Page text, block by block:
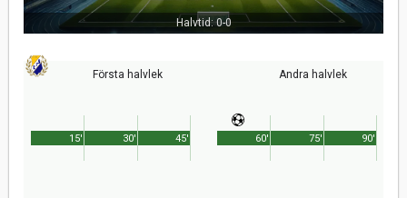
Halvtid: 0-0
Första halvlek
45'
15' 30'
Andra halvlek
90'
60' 75'